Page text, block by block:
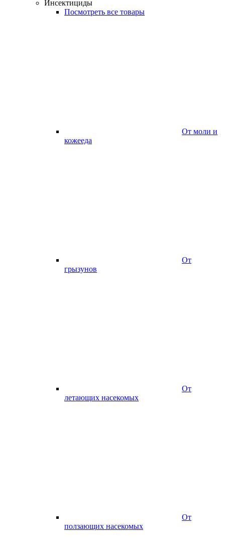
Инсектициды
Посмотреть все товары
От моли и
кожееда
От
грызунов
От
летающих насекомых
От
ползающих насекомых